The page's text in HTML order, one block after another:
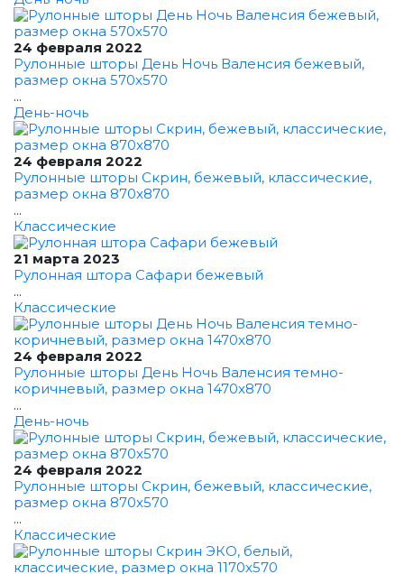
24 февраля 2022
Рулонные шторы День Ночь Валенсия бежевый,
размер окна 570x570
...
День-ночь
24 февраля 2022
Рулонные шторы Скрин, бежевый, классические,
размер окна 870x870
...
Классические
21 марта 2023
Рулонная штора Сафари бежевый
...
Классические
24 февраля 2022
Рулонные шторы День Ночь Валенсия темно-
коричневый, размер окна 1470x870
...
День-ночь
24 февраля 2022
Рулонные шторы Скрин, бежевый, классические,
размер окна 870x570
...
Классические